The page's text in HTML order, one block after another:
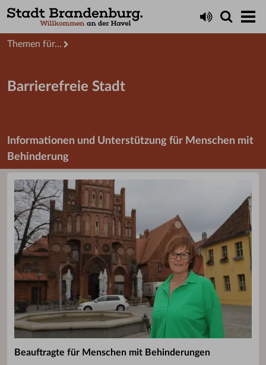
Aktuelles
Themen für...
Barrierefreie Stadt
Informationen und Unterstützung für Menschen mit
Behinderung
Beauftragte für Menschen mit Behinderungen